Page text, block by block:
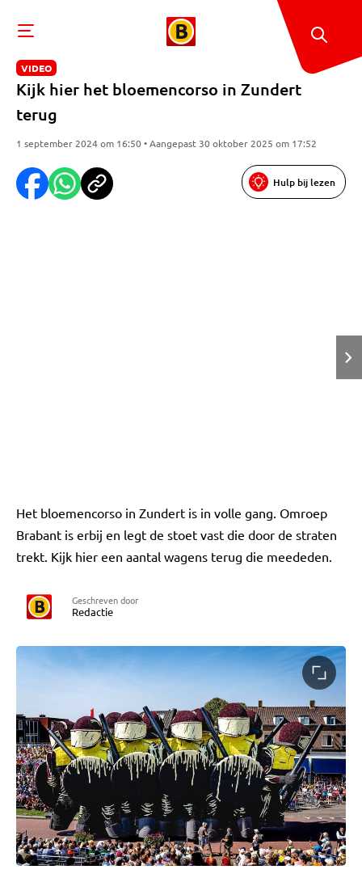
VIDEO
Kijk hier het bloemencorso in Zundert
terug
1 september 2024 om 16:50 • Aangepast 30 oktober 2025 om 17:52
Hulp bij lezen
Het bloemencorso in Zundert is in volle gang. Omroep
Brabant is erbij en legt de stoet vast die door de straten
trekt. Kijk hier een aantal wagens terug die meededen.
Geschreven door
Redactie